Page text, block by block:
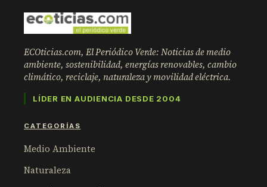
ECOticias.com, El Periódico Verde: Noticias de medio
ambiente, sostenibilidad, energías renovables, cambio
climático, reciclaje, naturaleza y movilidad eléctrica.
LÍDER EN AUDIENCIA DESDE 2004
CATEGORÍAS
Medio Ambiente
Naturaleza